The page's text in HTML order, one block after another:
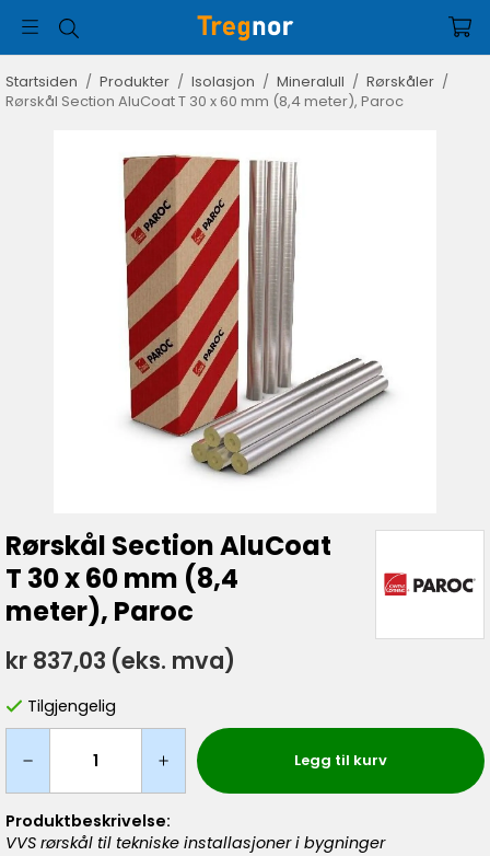
Startsiden / Produkter / Isolasjon / Mineralull / Rørskåler /
Rørskål Section AluCoat T 30 x 60 mm (8,4 meter), Paroc
Rørskål Section AluCoat
T 30 x 60 mm (8,4
meter), Paroc
kr 837,03 (eks. mva)
Tilgjengelig
Legg til kurv
Produktbeskrivelse:
VVS rørskål til tekniske installasjoner i bygninger